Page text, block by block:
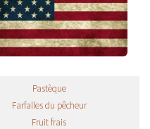
Pastèque
Farfalles du pêcheur
Fruit frais